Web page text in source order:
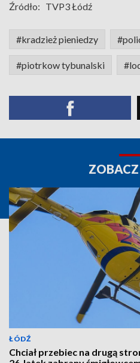
Źródło: TVP3 Łódź
#kradzież pieniedzy
#piotrkow tybunalski
ŁÓDŹ
Chciał przebiec na drugą